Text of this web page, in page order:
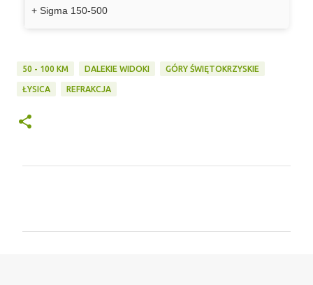
+ Sigma 150-500
50 - 100 KM DALEKIE WIDOKI GÓRY ŚWIĘTOKRZYSKIE
ŁYSICA REFRAKCJA